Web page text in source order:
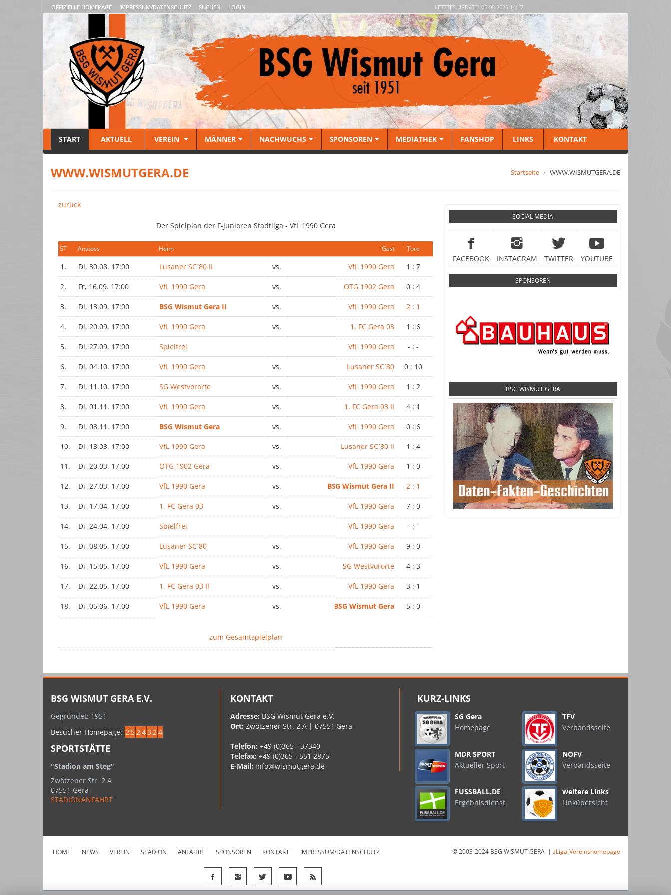
OFFIZIELLE HOMEPAGE IMPRESSUM/DATENSCHUTZ SUCHEN LOGIN LETZTES UPDATE: 05.08.2026 14:17
START AKTUELL VEREIN MÄNNER NACHWUCHS SPONSOREN MEDIATHEK FANSHOP LINKS KONTAKT
WWW.WISMUTGERA.DE Startseite WWW.WISMUTGERA.DE
zurück
Der Spielplan der F-Junioren Stadtliga - VfL 1990 Gera
ST Anstoss Heim Gast Tore
1. Di, 30.08. 17:00 Lusaner SC´80 II vs. VfL 1990 Gera 1 : 7
2. Fr, 16.09. 17:00 VfL 1990 Gera vs. OTG 1902 Gera 0 : 4
3. Di, 13.09. 17:00 BSG Wismut Gera II vs. VfL 1990 Gera 2 : 1
4. Di, 20.09. 17:00 VfL 1990 Gera vs. 1. FC Gera 03 1 : 6
5. Di, 27.09. 17:00 Spielfrei VfL 1990 Gera - : -
6. Di, 04.10. 17:00 VfL 1990 Gera vs. Lusaner SC´80 0 : 10
7. Di, 11.10. 17:00 SG Westvororte vs. VfL 1990 Gera 1 : 2
8. Di, 01.11. 17:00 VfL 1990 Gera vs. 1. FC Gera 03 II 4 : 1
9. Di, 08.11. 17:00 BSG Wismut Gera vs. VfL 1990 Gera 0 : 6
10. Di, 13.03. 17:00 VfL 1990 Gera vs. Lusaner SC´80 II 1 : 4
11. Di, 20.03. 17:00 OTG 1902 Gera vs. VfL 1990 Gera 1 : 0
12. Di, 27.03. 17:00 VfL 1990 Gera vs. BSG Wismut Gera II 2 : 1
13. Di, 17.04. 17:00 1. FC Gera 03 vs. VfL 1990 Gera 7 : 0
14. Di, 24.04. 17:00 Spielfrei VfL 1990 Gera - : -
15. Di, 08.05. 17:00 Lusaner SC´80 vs. VfL 1990 Gera 9 : 0
16. Di, 15.05. 17:00 VfL 1990 Gera vs. SG Westvororte 4 : 3
17. Di, 22.05. 17:00 1. FC Gera 03 II vs. VfL 1990 Gera 3 : 1
18. Di, 05.06. 17:00 VfL 1990 Gera vs. BSG Wismut Gera 5 : 0
zum Gesamtspielplan
SOCIAL MEDIA
FACEBOOK INSTAGRAM TWITTER YOUTUBE
SPONSOREN
BSG WISMUT GERA
BSG WISMUT GERA E.V.
Gegründet: 1951
Besucher Homepage: 2 5243 24
SPORTSTÄTTE
"Stadion am Steg"
Zwötzener Str. 2 A
07551 Gera
STADIONANFAHRT
KONTAKT
Adresse: BSG Wismut Gera e.V.
Ort:Zwötzener Str. 2 A | 07551 Gera
Telefon:+49 (0)365 - 37340
Telefax:+49 (0)365 - 551 2875
E-Mail: info@wismutgera.de
KURZ-LINKS
SG Gera
Homepage
MDR SPORT
Aktueller Sport
FUSSBALL.DE
Ergebnisdienst
TFV
Verbandsseite
NOFV
Verbandsseite
weitere Links
Linkübersicht
HOME NEWS VEREIN STADION ANFAHRT SPONSOREN KONTAKT IMPRESSUM/DATENSCHUTZ © 2003-2024 BSG WISMUT GERA | zLiga-Vereinshomepage